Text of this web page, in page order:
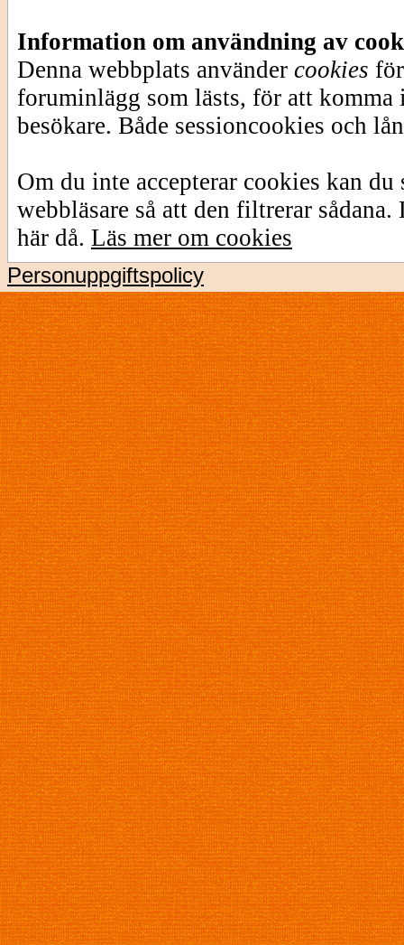
Information om användning av
Denna webbplats använder cookies
foruminlägg som lästs, för att
besökare. Både sessioncookies och
Om du inte accepterar cookies kan
webbläsare så att den filtrerar
här då. Läs mer om cookies
Personuppgiftspolicy